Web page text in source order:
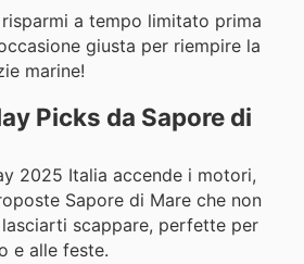
a tempo limitato prima
giusta per riempire la
marine!
Picks da Sapore di
2025 Italia accende i motori,
Sapore di Mare che non
scappare, perfette per
e alle feste.